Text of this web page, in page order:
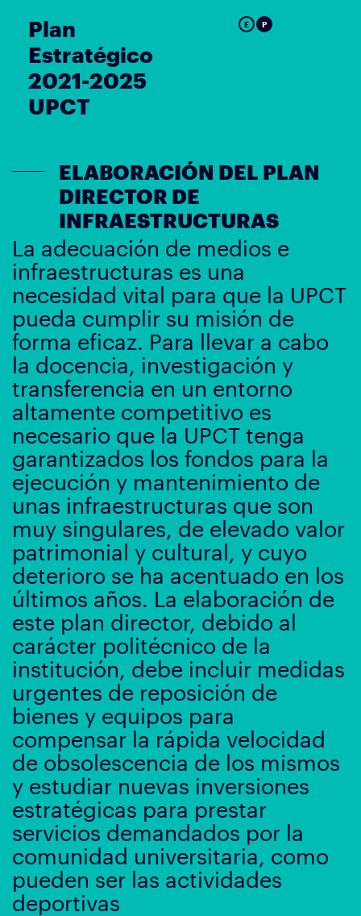
Plan
Estratégico
2021-2025
UPCT
E P
ELABORACIÓN DEL PLAN
DIRECTOR DE
INFRAESTRUCTURAS
La adecuación de medios e
infraestructuras es una
necesidad vital para que la UPCT
pueda cumplir su misión de
forma eficaz. Para llevar a cabo
la docencia, investigación y
transferencia en un entorno
altamente competitivo es
necesario que la UPCT tenga
garantizados los fondos para la
ejecución y mantenimiento de
unas infraestructuras que son
muy singulares, de elevado valor
patrimonial y cultural, y cuyo
deterioro se ha acentuado en los
últimos años. La elaboración de
este plan director, debido al
carácter politécnico de la
institución, debe incluir medidas
urgentes de reposición de
bienes y equipos para
compensar la rápida velocidad
de obsolescencia de los mismos
y estudiar nuevas inversiones
estratégicas para prestar
servicios demandados por la
comunidad universitaria, como
pueden ser las actividades
deportivas